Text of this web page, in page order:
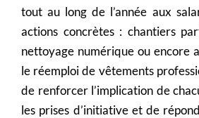
tout au long de l’année aux
actions concrètes : chantiers
nettoyage numérique ou encore
le réemploi de vêtements
de renforcer l’implication de
les prises d’initiative et de